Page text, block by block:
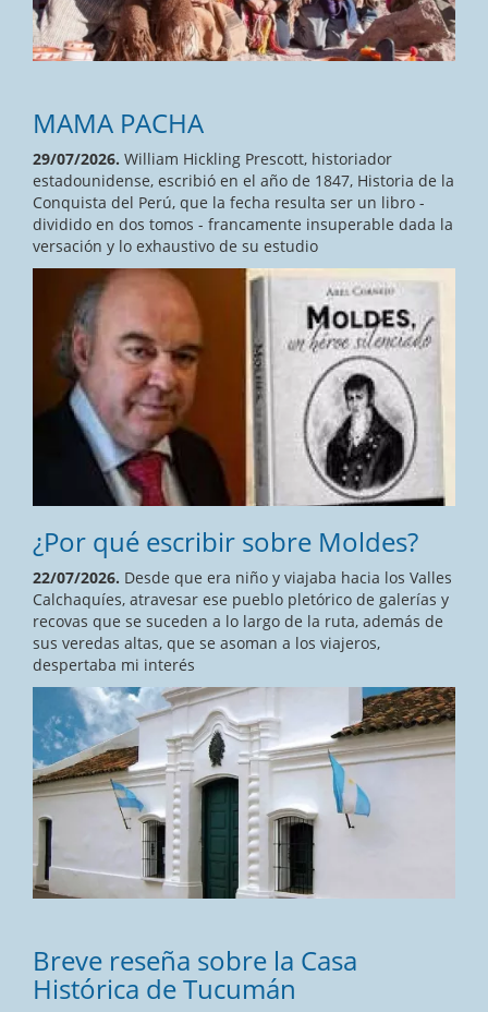
MAMA PACHA
29/07/2026. William Hickling Prescott, historiador
estadounidense, escribió en el año de 1847, Historia de la
Conquista del Perú, que la fecha resulta ser un libro -
dividido en dos tomos - francamente insuperable dada la
versación y lo exhaustivo de su estudio
¿Por qué escribir sobre Moldes?
22/07/2026. Desde que era niño y viajaba hacia los Valles
Calchaquíes, atravesar ese pueblo pletórico de galerías y
recovas que se suceden a lo largo de la ruta, además de
sus veredas altas, que se asoman a los viajeros,
despertaba mi interés
Breve reseña sobre la Casa
Histórica de Tucumán